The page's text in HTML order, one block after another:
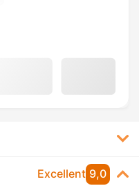
Excellent 9,0